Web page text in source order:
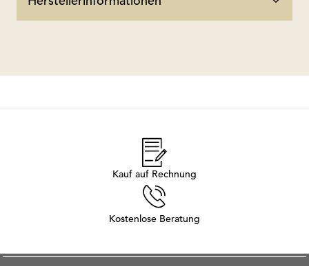
Kauf auf Rechnung
Kostenlose Beratung